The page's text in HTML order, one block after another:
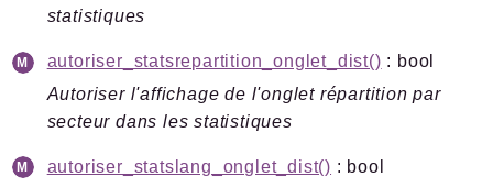
statistiques
autoriser_statsrepartition_onglet_dist() : bool
Autoriser l'affichage de l'onglet répartition par
secteur dans les statistiques
autoriser_statslang_onglet_dist() : bool